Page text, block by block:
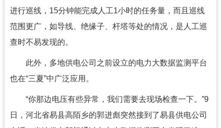
进行巡线，15分钟能完成人工1小时的任务量，而且巡线
范围更广，如导线、绝缘子、杆塔等处的情况，是人工巡
查时不易发现的。
此外，多地供电公司之前设立的电力大数据监测平台
也在“三夏”中广泛应用。
“你那边电压有些异常，我们需要去现场检查一下。”9
日，河北省易县高陌乡的郭进彪突然接到了易县供电公司